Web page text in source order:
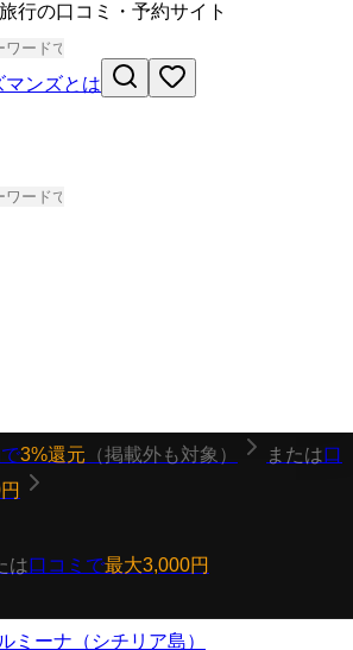
行の口コミ・予約サイト
マンズとは
3%還元 （掲載外も対象） または口
は口コミで最大3,000円
ミーナ（シチリア島）